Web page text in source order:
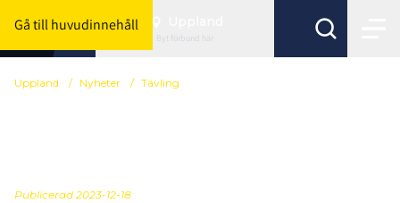
Gå till huvudinnehåll
Byt förbund här
Uppland / Nyheter / Tävling
Publicerad 2023-12-18